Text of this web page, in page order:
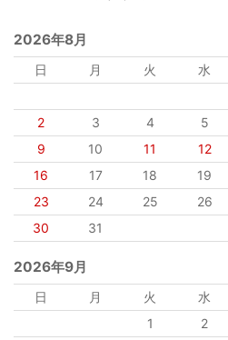
2026年8月
日 月 火 水
2
3 4 5
9
10 11 12
16
17 18 19
23
24 25 26
30
31
2026年9月
日 月 火 水
1
2